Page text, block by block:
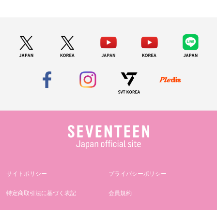
サイトポリシー プライバシーポリシー
特定商取引法に基づく表記 会員規約